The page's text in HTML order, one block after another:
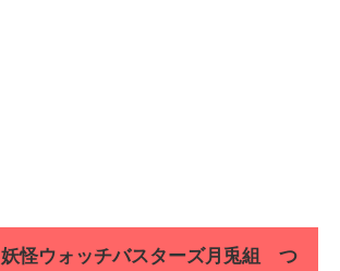
妖怪ウォッチバスターズ月兎組 つ